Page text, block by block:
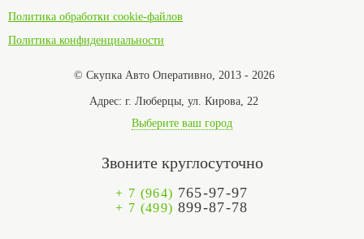
Политика обработки cookie-файлов
Политика конфиденциальности
© Скупка Авто Оперативно, 2013 - 2026
Адрес: г. Люберцы, ул. Кирова, 22
Выберите ваш город
Звоните круглосуточно
+ 7 (964) 765-97-97
+ 7 (499) 899-87-78